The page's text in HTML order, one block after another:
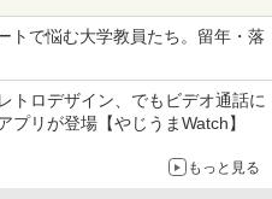
トで悩む大学教員たち。留年・落
トロデザイン、でもビデオ通話に
プリが登場【やじうまWatch】
もっと見る